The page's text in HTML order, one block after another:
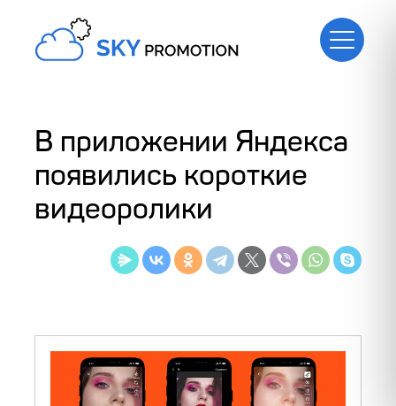
В приложении Яндекса
появились короткие
видеоролики